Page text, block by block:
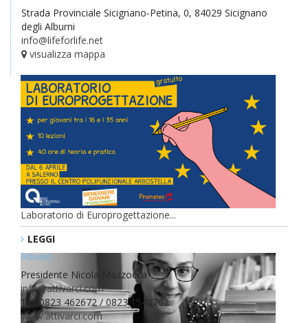
Strada Provinciale Sicignano-Petina, 0, 84029 Sicignano
degli Alburni
info@lifeforlife.net
visualizza mappa
Laboratorio di Europrogettazione...
LEGGI
Attivarci
Presidente Nicola Mazzocca
info@attivarci.com
Tel. 0823 462672 / 0823 1540762
www.attivarci.com